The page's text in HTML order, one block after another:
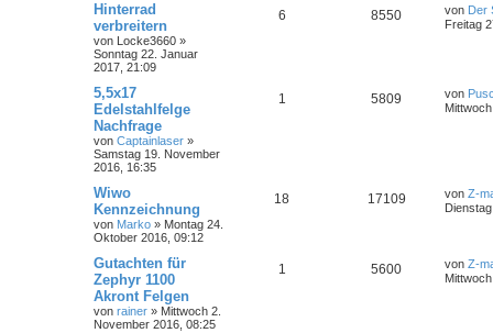
Hinterrad
verbreitern
von Locke3660 »
Sonntag 22. Januar
2017, 21:09
6 8550 von Der
Freitag
5,5x17
Edelstahlfelge
Nachfrage
von Captainlaser »
Samstag 19. November
2016, 16:35
1 5809 von
Wiwo
Kennzeichnung
von Marko » Montag 24.
Oktober 2016, 09:12
18 17109 von Z-
Gutachten für
Zephyr 1100
Akront Felgen
von rainer » Mittwoch 2.
November 2016, 08:25
1 5600 von Z-